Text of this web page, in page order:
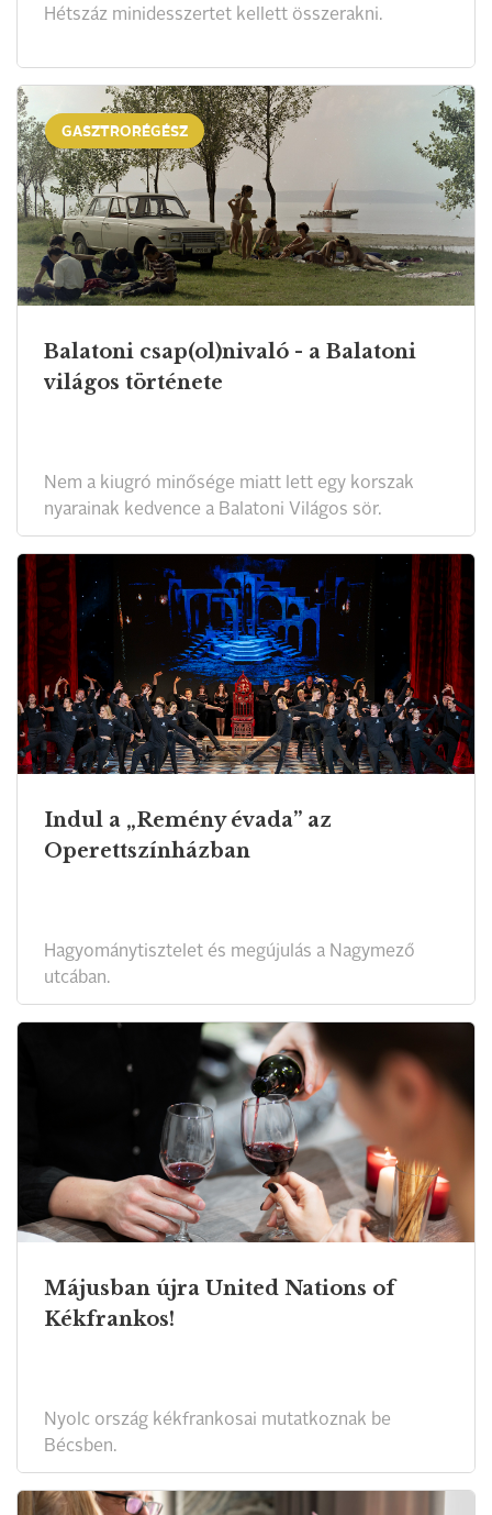
Hétszáz minidesszertet kellett összerakni.
GASZTRORÉGÉSZ
Balatoni csap(ol)nivaló - a Balatoni
világos története
Nem a kiugró minősége miatt lett egy korszak
nyarainak kedvence a Balatoni Világos sör.
Indul a „Remény évada” az
Operettszínházban
Hagyománytisztelet és megújulás a Nagymező
utcában.
Májusban újra United Nations of
Kékfrankos!
Nyolc ország kékfrankosai mutatkoznak be
Bécsben.